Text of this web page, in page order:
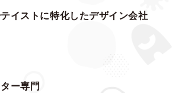
イストに特化したデザイン会社
ー専門